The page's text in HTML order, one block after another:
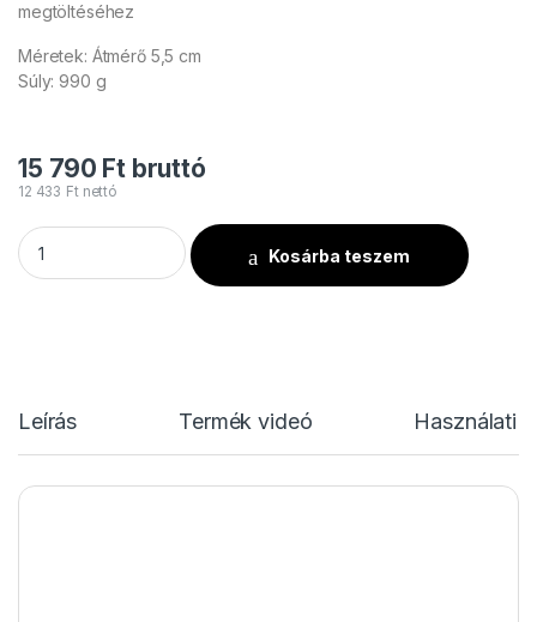
megtöltéséhez
Méretek: Átmérő 5,5 cm
Súly: 990 g
15 790 Ftbruttó
12 433 Ftnettó
TCM FX - Metallic Konfetti Szív Ø 55mm - Arany - 1 kg
Kosárba teszem
Leírás Termék videó Használati